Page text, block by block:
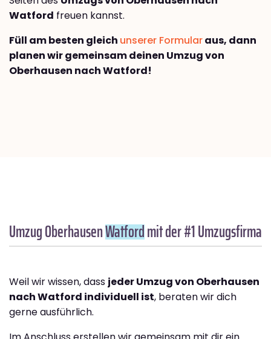
Watford freuen kannst.
Füll am besten gleich unserer Formularaus, dann
planen wir gemeinsam deinen Umzug von
Oberhausen nach Watford!
Umzug OberhausenWatfordmit der #1 Umzugsfirma
Weil wir wissen, dass jeder Umzug von Oberhausen
nach Watford individuell ist, beraten wir dich
gerne ausführlich.